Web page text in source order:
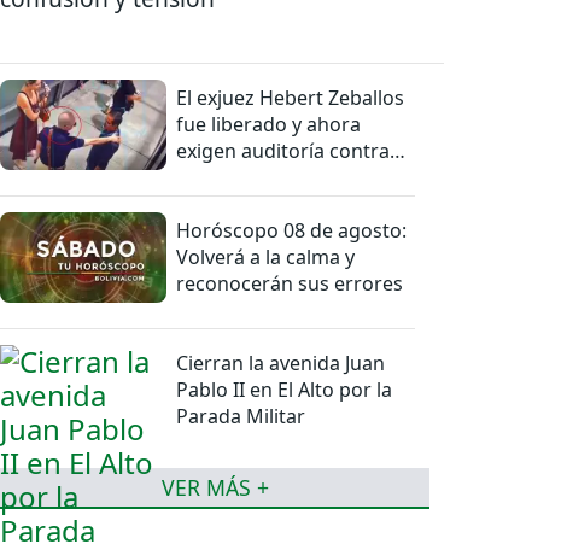
El exjuez Hebert Zeballos
fue liberado y ahora
exigen auditoría contra
Horóscopo 08 de agosto:
Volverá a la calma y
reconocerán sus errores
Cierran la avenida Juan
Pablo II en El Alto por la
Parada Militar
VER MÁS +